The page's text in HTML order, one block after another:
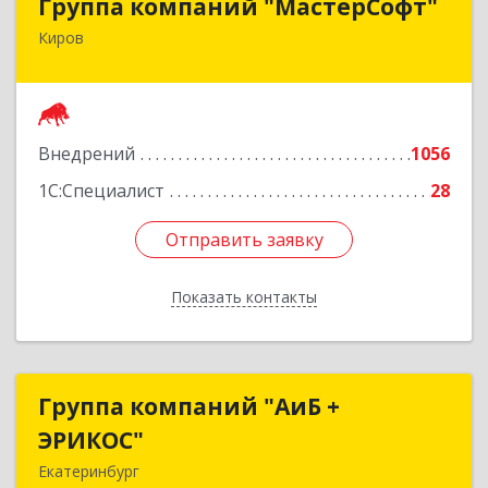
Киров
Внедрений
1056
1С:Специалист
28
Отправить заявку
Показать контакты
610017, Кировская обл, Киров г, Маклина ул,
Отправить заявку
Назад
Группа компаний "АиБ +
ЭРИКОС"
Екатеринбург
Группа компаний "АиБ +